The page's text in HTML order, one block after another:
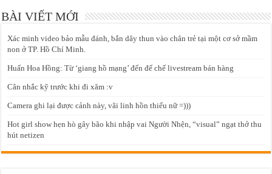
BÀI VIẾT MỚI
Xác minh video bảo mẫu đánh, bắn dây thun vào chân trẻ tại một cơ sở mầm
non ở TP. Hồ Chí Minh.
Huấn Hoa Hồng: Từ ‘giang hồ mạng’ đến đế chế livestream bán hàng
Cân nhắc kỹ trước khi đi xăm :v
Camera ghi lại được cảnh này, vãi linh hồn thiếu nữ =)))
Hot girl show hẹn hò gây bão khi nhập vai Người Nhện, “visual” ngạt thở thu
hút netizen